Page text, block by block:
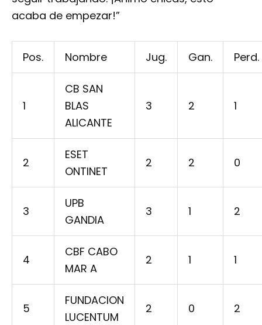
acaba de empezar!”
Pos. Nombre Jug. Gan. Perd.
1
CB SAN
BLAS
ALICANTE
3 2 1
2
ESET
ONTINET
2 2 0
3
UPB
GANDIA
3 1 2
4
CBF CABO
MAR A
2 1 1
5
FUNDACION
LUCENTUM
2 0 2